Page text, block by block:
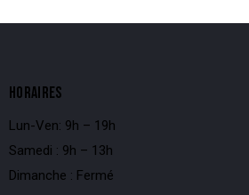
HORAIRES
Lun-Ven: 9h – 19h
Samedi : 9h – 13h
Dimanche : Fermé